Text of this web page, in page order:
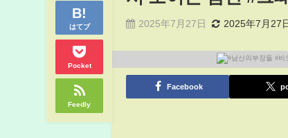
はてブ
Pocket
Feedly
2025年7月27日 2025年7月27
Facebook